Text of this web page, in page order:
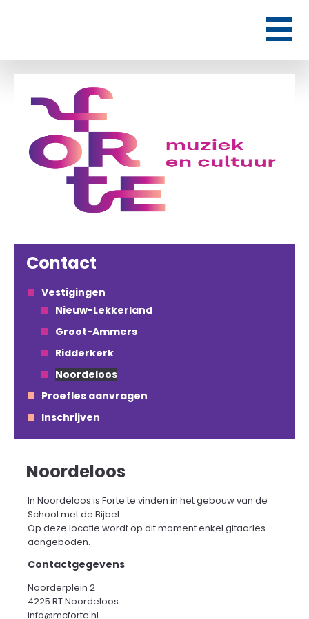
Contact
Vestigingen
Nieuw-Lekkerland
Groot-Ammers
Ridderkerk
Noordeloos
Proefles aanvragen
Inschrijven
Noordeloos
In Noordeloos is Forte te vinden in het gebouw van de
School met de Bijbel.
Op deze locatie wordt op dit moment enkel gitaarles
aangeboden.
Contactgegevens
Noorderplein 2
4225 RT Noordeloos
info@mcforte.nl